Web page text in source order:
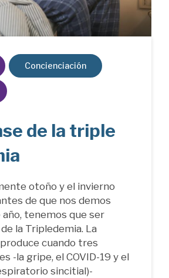
Concienciación
de la triple
otoño y el invierno
de que nos demos
tenemos que ser
la Tripledemia. La
cuando tres
-la gripe, el COVID-19 y el
sincitial)-